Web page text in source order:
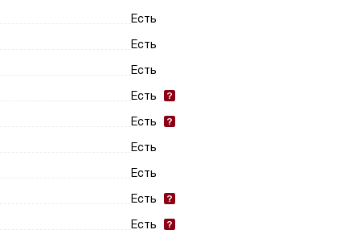
Есть
Есть
Есть
Есть
Есть
Есть
Есть
Есть
Есть